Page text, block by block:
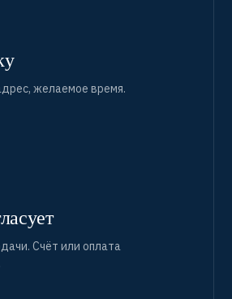
желаемое время.
Счёт или оплата